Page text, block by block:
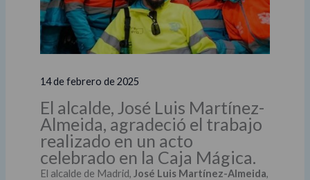
14 de febrero de 2025
El alcalde, José Luis Martínez-
Almeida, agradeció el trabajo
realizado en un acto
celebrado en la Caja Mágica.
El alcalde de Madrid, José Luis Martínez-Almeida,